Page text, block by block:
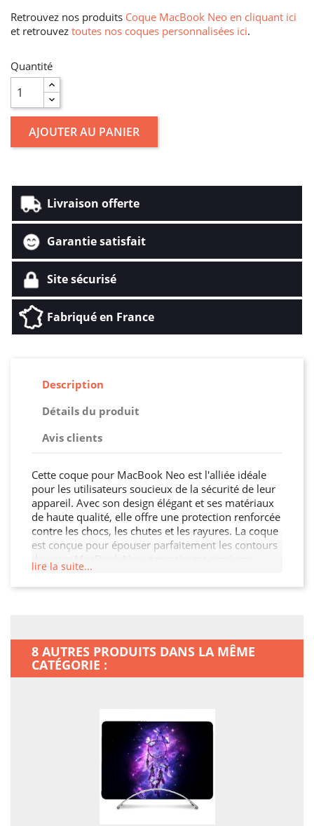
Retrouvez nos produits Coque MacBook Neo en cliquant ici
et retrouvez toutes nos coques personnalisées ici.
Quantité
AJOUTER AU PANIER
Livraison offerte
Garantie satisfait
Site sécurisé
Fabriqué en France
Description
Détails du produit
Avis clients
Cette coque pour MacBook Neo est l'alliée idéale
pour les utilisateurs soucieux de la sécurité de leur
appareil. Avec son design élégant et ses matériaux
de haute qualité, elle offre une protection renforcée
contre les chocs, les chutes et les rayures. La coque
est conçue pour épouser parfaitement les contours
protection sans compromis tout en préservant son
esthétique. De plus, elle permet un accès facile à
lire la suite...
8 AUTRES PRODUITS DANS LA MÊME
CATÉGORIE :